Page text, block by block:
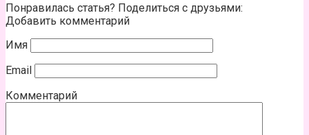
Понравилась статья? Поделиться с друзьями:
Добавить комментарий
Имя
Email
Комментарий